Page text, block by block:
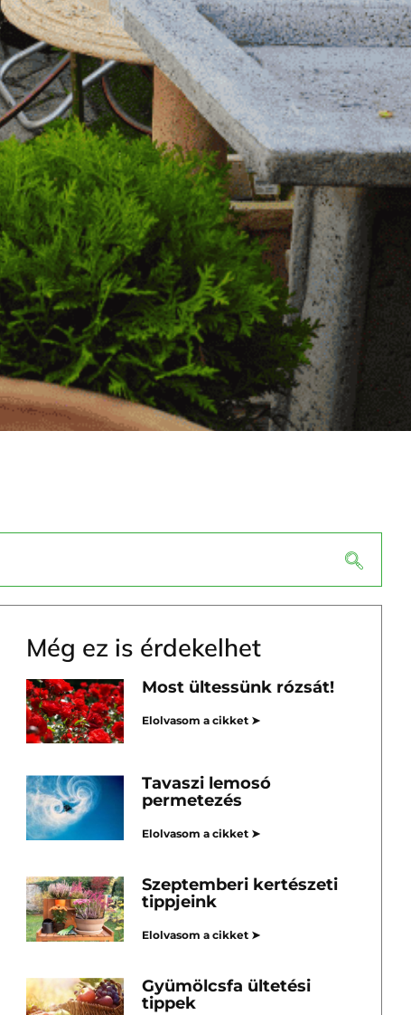
Még ez is érdekelhet
Most ültessünk rózsát!
Elolvasom a cikket ➤
Tavaszi lemosó
permetezés
Elolvasom a cikket ➤
Szeptemberi kertészeti
tippjeink
Elolvasom a cikket ➤
Gyümölcsfa ültetési
tippek